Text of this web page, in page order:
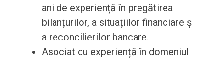
ani de experiență în pregătirea
bilanțurilor, a situațiilor financiare și
a reconcilierilor bancare.
Asociat cu experiență în domeniul